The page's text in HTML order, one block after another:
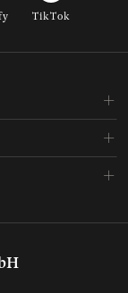
TikTok